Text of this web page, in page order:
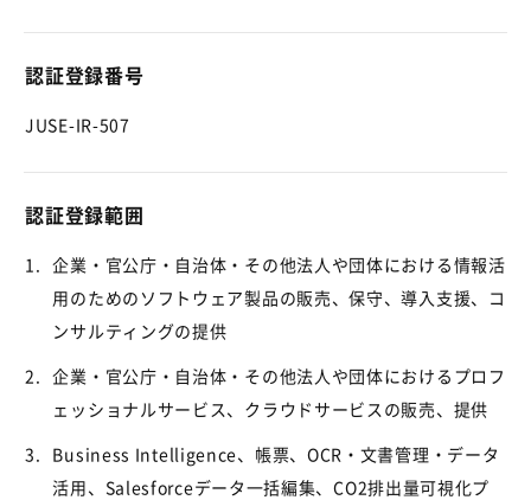
認証登録番号
JUSE-IR-507
認証登録範囲
1. 企業・官公庁・自治体・その他法人や団体における情報活
用のためのソフトウェア製品の販売、保守、導入支援、コ
ンサルティングの提供
2. 企業・官公庁・自治体・その他法人や団体におけるプロフ
ェッショナルサービス、クラウドサービスの販売、提供
3. Business Intelligence、帳票、OCR・文書管理・データ
活用、Salesforceデータ一括編集、CO2排出量可視化プ